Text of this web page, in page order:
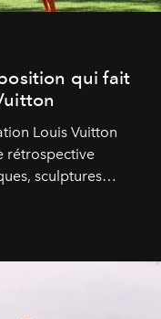
qui fait
Louis Vuitton
rétrospective
sculptures
par Frank Gehry